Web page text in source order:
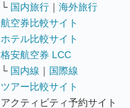
└ 国内旅行 ｜ 海外旅行
航空券比較サイト
ホテル比較サイト
格安航空券 LCC
└ 国内線 ｜ 国際線
ツアー比較サイト
アクティビティ予約サイト